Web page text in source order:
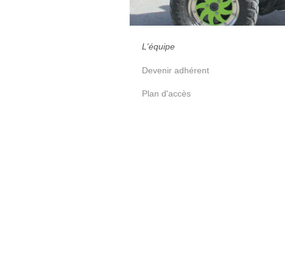
L'équipe
Devenir adhérent
Plan d'accès